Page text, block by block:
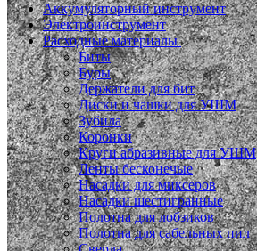
Аккумуляторный инструмент
Электроинструмент
Расходные материалы
Биты
Буры
Держатели для бит
Диски и чашки для УШМ
Зубила
Коронки
Круги абразивные для УШМ
Ленты бесконечые
Насадки для миксеров
Насадки шестигранные
Полотна для лобзиков
Полотна для сабельных пил